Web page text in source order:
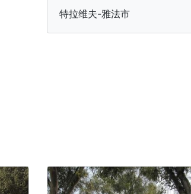
特拉维夫-雅法市